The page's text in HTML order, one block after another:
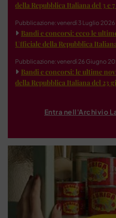
della Repubblica Italiana del 3 e
Pubblicazione: venerdì 3 Luglio 2026
Bandi e concorsi: ecco le
Ufficiale della Repubblica
Pubblicazione: venerdì 26 Giugno
Bandi e concorsi: le ultime
della Repubblica Italiana del 23
Entra nell'Archivio